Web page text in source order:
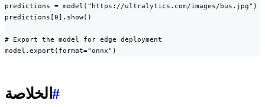
predictions = model("https://ultralytics.com/images/bus.jpg")
predictions[0].show()
# Export the model for edge deployment
model.export(format="onnx")
الخلاصة#